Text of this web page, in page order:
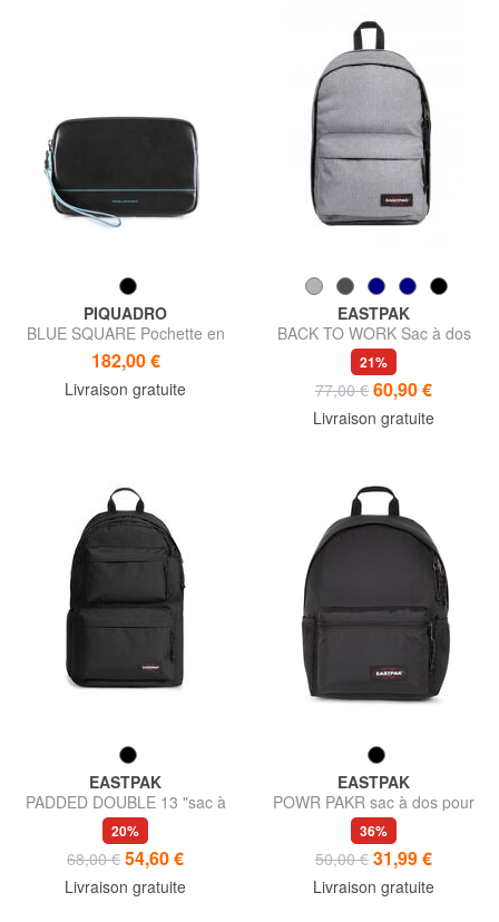
PIQUADRO
BLUE SQUARE Pochette en
cuir avec manchette
182,00 €
Livraison gratuite
EASTPAK
BACK TO WORK Sac à dos
ordinateur 15"
21%
77,00 € 60,90 €
Livraison gratuite
EASTPAK
PADDED DOUBLE 13 "sac à
dos pour ordinateur portable
20%
68,00 € 54,60 €
Livraison gratuite
EASTPAK
POWR PAKR sac à dos pour
ordinateur portable 13"
36%
50,00 € 31,99 €
Livraison gratuite